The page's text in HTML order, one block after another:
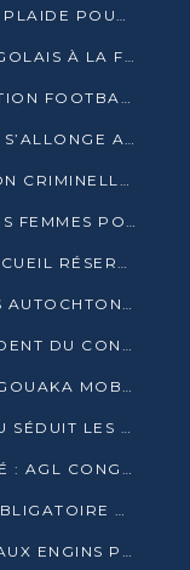
SYMPOSIUM DE L’ABCA : L’AFRIQUE PLAIDE POUR UN FINANCEMENT CLIMATIQUE ÉQUITABLE
TAEKWONDO : DEUX JUNIORS CONGOLAIS À LA FINALE D’OPEN SYRIES 2025 À ABIDJAN
KINTELÉ, FUTUR HUB DE LA FORMATION FOOTBALLISTIQUE AFRICAINE ?
LA LISTE DES HÔPITAUX GÉNÉRAUX S’ALLONGE AU CONGO
JUSTICE : OUVERTURE DE LA SESSION CRIMINELLE À BRAZZAVILLE AVEC 52 DOSSIERS AU RÔLE
L’OFC CUVETTE-OUEST MOBILISE LES FEMMES POUR ACCUEILLIR LE PRÉSIDENT DE LA RÉPUBLIQUE
VISITE DE TRAVAIL : UN VIBRANT ACCUEIL RÉSERVÉ À DENIS SASSOU-N’GUESSO PAR L’ASSOCIATION « LES AMIS DE WOMO »
LÉKOUMOU : PLUS DE 900 ENFANTS AUTOCHTONES REÇOIVENT DES KITS SCOLAIRES GRÂCE À L’ESPACE OPOKO
PASCAL TSATY-MABIALA ÉLU PRÉSIDENT DU CONSEIL NATIONAL DE L’UPADS
LA SECTION 1-PCT MOUKOUNDZI NGOUAKA MOBILISE 100 000 FCFA POUR LE 6ᵉ CONGRÈS DU PARTI
BASSIN DU CONGO : LE FONDS BLEU SÉDUIT LES BAILLEURS À BELÉM
JOURNÉE MONDIALE DE LA QUALITÉ : AGL CONGO FORME ET SENSIBILISE LES JEUNES TALENTS
L’ACPE LANCE LA CERTIFICATION OBLIGATOIRE DES CONTRATS DE TRAVAIL DES TRANSPORTEURS
POINTE-NOIRE SE DOTE DE NOUVEAUX ENGINS POUR L’ASSAINISSEMENT ET L’ENTRETIEN ROUTIER